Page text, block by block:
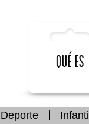
Qué es
Deporte